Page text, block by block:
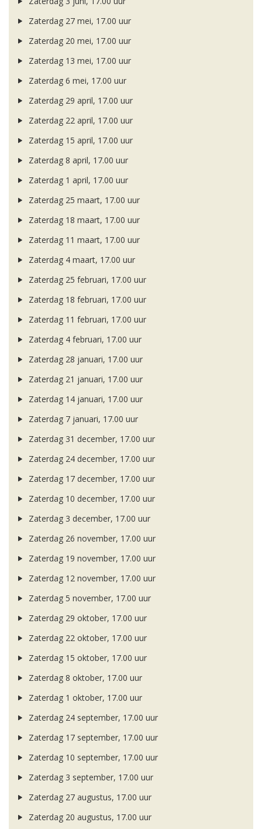
Zaterdag 27 mei, 17.00 uur
Zaterdag 20 mei, 17.00 uur
Zaterdag 13 mei, 17.00 uur
Zaterdag 6 mei, 17.00 uur
Zaterdag 29 april, 17.00 uur
Zaterdag 22 april, 17.00 uur
Zaterdag 15 april, 17.00 uur
Zaterdag 8 april, 17.00 uur
Zaterdag 1 april, 17.00 uur
Zaterdag 25 maart, 17.00 uur
Zaterdag 18 maart, 17.00 uur
Zaterdag 11 maart, 17.00 uur
Zaterdag 4 maart, 17.00 uur
Zaterdag 25 februari, 17.00 uur
Zaterdag 18 februari, 17.00 uur
Zaterdag 11 februari, 17.00 uur
Zaterdag 4 februari, 17.00 uur
Zaterdag 28 januari, 17.00 uur
Zaterdag 21 januari, 17.00 uur
Zaterdag 14 januari, 17.00 uur
Zaterdag 7 januari, 17.00 uur
Zaterdag 31 december, 17.00 uur
Zaterdag 24 december, 17.00 uur
Zaterdag 17 december, 17.00 uur
Zaterdag 10 december, 17.00 uur
Zaterdag 3 december, 17.00 uur
Zaterdag 26 november, 17.00 uur
Zaterdag 19 november, 17.00 uur
Zaterdag 12 november, 17.00 uur
Zaterdag 5 november, 17.00 uur
Zaterdag 29 oktober, 17.00 uur
Zaterdag 22 oktober, 17.00 uur
Zaterdag 15 oktober, 17.00 uur
Zaterdag 8 oktober, 17.00 uur
Zaterdag 1 oktober, 17.00 uur
Zaterdag 24 september, 17.00 uur
Zaterdag 17 september, 17.00 uur
Zaterdag 10 september, 17.00 uur
Zaterdag 3 september, 17.00 uur
Zaterdag 27 augustus, 17.00 uur
Zaterdag 20 augustus, 17.00 uur